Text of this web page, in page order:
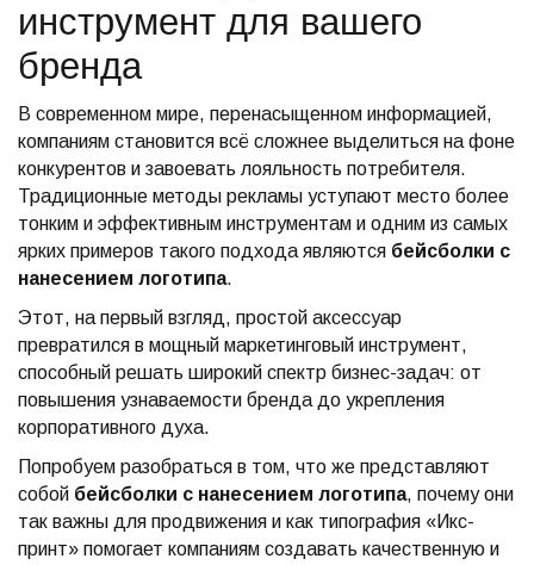
инструмент для вашего
бренда
В современном мире, перенасыщенном информацией,
компаниям становится всё сложнее выделиться на фоне
конкурентов и завоевать лояльность потребителя.
Традиционные методы рекламы уступают место более
тонким и эффективным инструментам и одним из самых
ярких примеров такого подхода являются бейсболки с
нанесением логотипа.
Этот, на первый взгляд, простой аксессуар
превратился в мощный маркетинговый инструмент,
способный решать широкий спектр бизнес-задач: от
повышения узнаваемости бренда до укрепления
корпоративного духа.
Попробуем разобраться в том, что же представляют
собой бейсболки с нанесением логотипа, почему они
так важны для продвижения и как типография «Икс-
принт» помогает компаниям создавать качественную и